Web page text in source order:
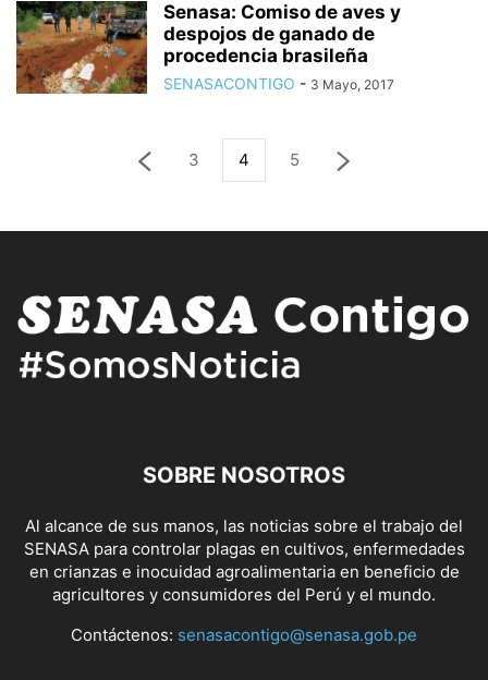
Senasa: Comiso de aves y
despojos de ganado de
procedencia brasileña
SENASACONTIGO - 3 Mayo, 2017
3 4 5
SOBRE NOSOTROS
Al alcance de sus manos, las noticias sobre el trabajo del
SENASA para controlar plagas en cultivos, enfermedades
en crianzas e inocuidad agroalimentaria en beneficio de
agricultores y consumidores del Perú y el mundo.
Contáctenos: senasacontigo@senasa.gob.pe